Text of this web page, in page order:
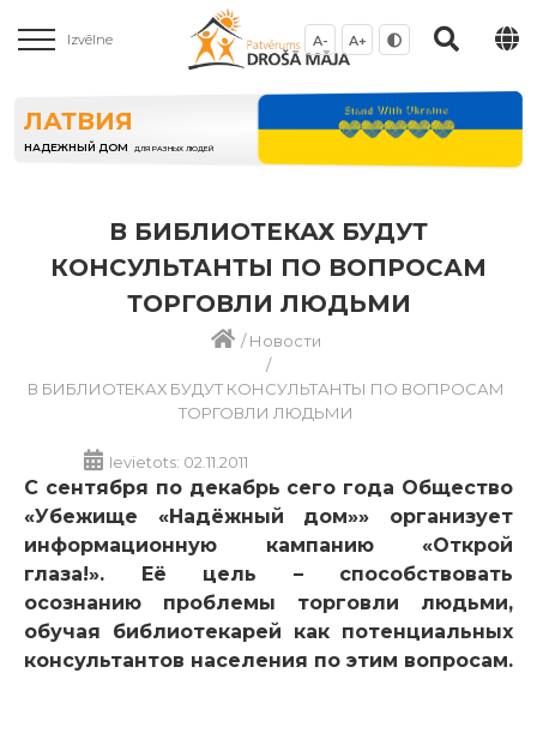
Izvēlne A- A+
ЛАТВИЯ
НАДЕЖНЫЙ ДОМ ДЛЯ РАЗНЫХ ЛЮДЕЙ
В БИБЛИОТЕКАХ БУДУТ
КОНСУЛЬТАНТЫ ПО ВОПРОСАМ
ТОРГОВЛИ ЛЮДЬМИ
/Новости
/
В БИБЛИОТЕКАХ БУДУТ КОНСУЛЬТАНТЫ ПО ВОПРОСАМ
ТОРГОВЛИ ЛЮДЬМИ
Ievietots: 02.11.2011
C сентября по декабрь сего года Общество
«Убежище «Надёжный дом»» организует
информационную кампанию «Открой
глаза!». Её цель – способствовать
осознанию проблемы торговли людьми,
обучая библиотекарей как потенциальных
консультантов населения по этим вопросам.